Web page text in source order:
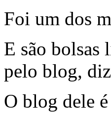
Foi um dos
E são bolsas
pelo blog,
O blog dele é